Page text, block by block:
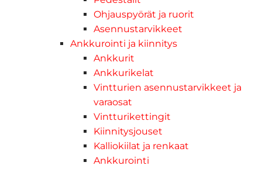
Ohjauspyörät ja ruorit
Asennustarvikkeet
Ankkurointi ja kiinnitys
Ankkurit
Ankkurikelat
Vintturien asennustarvikkeet ja
varaosat
Vintturikettingit
Kiinnitysjouset
Kalliokiilat ja renkaat
Ankkurointi